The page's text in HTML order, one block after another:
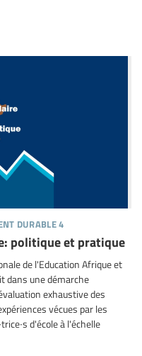
durable 4
politique et pratique
de l'Education Afrique et
dans une démarche
exhaustive des
vécues par les
d'école à l'échelle